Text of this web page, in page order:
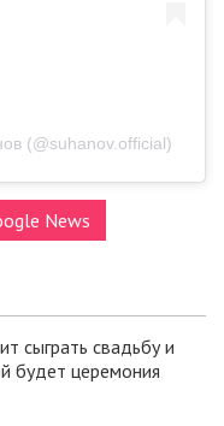
(@suhanov.official)
News
сыграть свадьбу и
будет церемония